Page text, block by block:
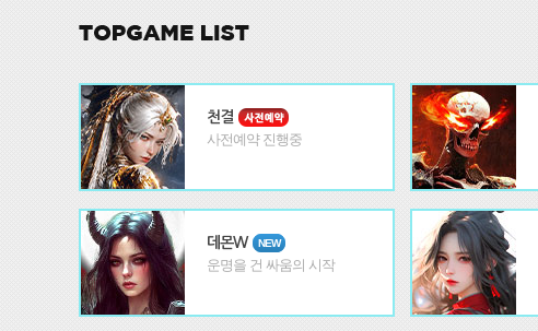
천결
사전예약 진행중
데몬W NEW
운명을 건 싸움의 시작